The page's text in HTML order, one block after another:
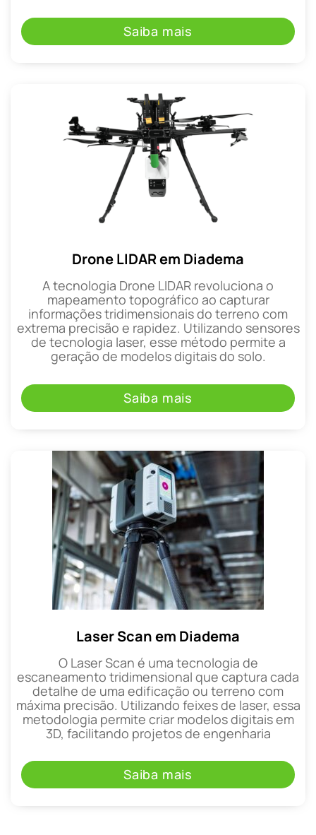
Saiba mais
Drone LIDAR em Diadema
A tecnologia Drone LIDAR revoluciona o
mapeamento topográfico ao capturar
informações tridimensionais do terreno com
extrema precisão e rapidez. Utilizando sensores
de tecnologia laser, esse método permite a
geração de modelos digitais do solo.
Saiba mais
Laser Scan em Diadema
O Laser Scan é uma tecnologia de
escaneamento tridimensional que captura cada
detalhe de uma edificação ou terreno com
máxima precisão. Utilizando feixes de laser, essa
metodologia permite criar modelos digitais em
3D, facilitando projetos de engenharia
Saiba mais